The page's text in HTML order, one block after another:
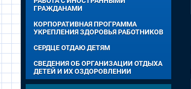
ГРАЖДАНАМИ
КОРПОРАТИВНАЯ ПРОГРАММА
УКРЕПЛЕНИЯ ЗДОРОВЬЯ РАБОТНИКОВ
СЕРДЦЕ ОТДАЮ ДЕТЯМ
СВЕДЕНИЯ ОБ ОРГАНИЗАЦИИ ОТДЫХА
ДЕТЕЙ И ИХ ОЗДОРОВЛЕНИИ